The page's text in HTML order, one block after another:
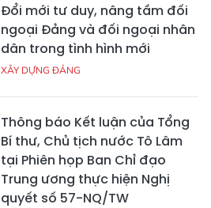
Đổi mới tư duy, nâng tầm đối
ngoại Đảng và đối ngoại nhân
dân trong tình hình mới
XÂY DỰNG ĐẢNG
Thông báo Kết luận của Tổng
Bí thư, Chủ tịch nước Tô Lâm
tại Phiên họp Ban Chỉ đạo
Trung ương thực hiện Nghị
quyết số 57-NQ/TW